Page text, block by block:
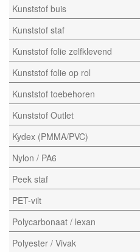
Kunststof buis
Kunststof staf
Kunststof folie zelfklevend
Kunststof folie op rol
Kunststof toebehoren
Kunststof Outlet
Kydex (PMMA/PVC)
Nylon / PA6
Peek staf
PET-vilt
Polycarbonaat / lexan
Polyester / Vivak